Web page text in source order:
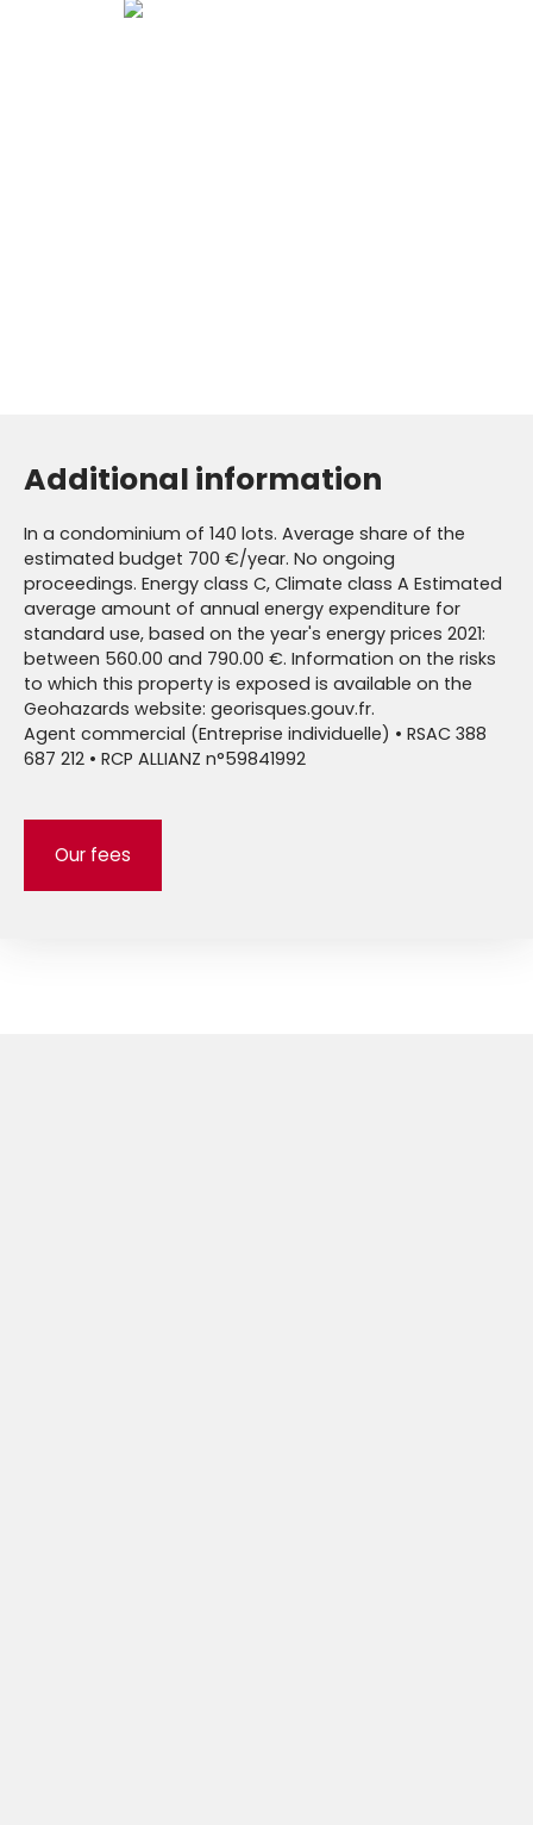
Additional information
In a condominium of 140 lots. Average share of the
estimated budget 700 €/year. No ongoing
proceedings. Energy class C, Climate class A Estimated
average amount of annual energy expenditure for
standard use, based on the year's energy prices 2021:
between 560.00 and 790.00 €. Information on the risks
to which this property is exposed is available on the
Geohazards website: georisques.gouv.fr.
Agent commercial (Entreprise individuelle) • RSAC 388
687 212 • RCP ALLIANZ n°59841992
Our fees